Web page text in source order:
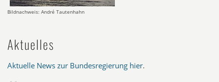
Bildnachweis: André Tautenhahn
Aktuelles
Aktuelle News zur Bundesregierung hier.